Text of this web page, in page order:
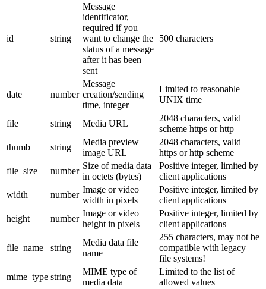
id string
Message
identificator,
required if you
want to change the
status of a message
after it has been
sent
500 characters
date number
Message
creation/sending
time, integer
Limited to reasonable
UNIX time
file string Media URL
2048 characters, valid
scheme https or http
thumb
string
Media preview
image URL
2048 characters, valid
https or http scheme
file_size
number
Size of media data
in octets (bytes)
Positive integer, limited by
client applications
width
number
Image or video
width in pixels
Positive integer, limited by
client applications
height
number
Image or video
height in pixels
Positive integer, limited by
client applications
file_name string
Media data file
name
255 characters, may not be
compatible with legacy
file systems!
mime_type string
MIME type of
media data
Limited to the list of
allowed values